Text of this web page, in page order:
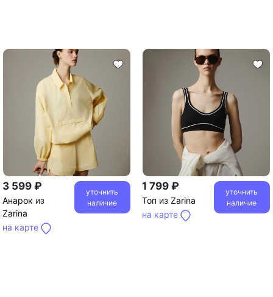
3 599 ₽
Анарок из
Zarina
на карте
уточнить
наличие
1 799 ₽
Топ из Zarina
на карте
уточнить
наличие